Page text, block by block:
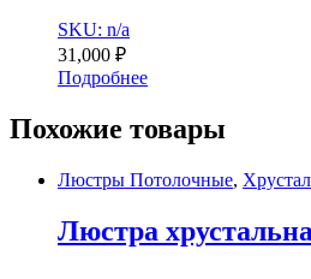
SKU: n/a
31,000 ₽
Подробнее
Похожие товары
Люстры Потолочные,
Люстра